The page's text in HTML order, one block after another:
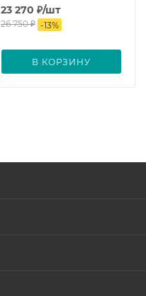
23 270 ₽/шт
26 750₽ -13%
В КОРЗИНУ